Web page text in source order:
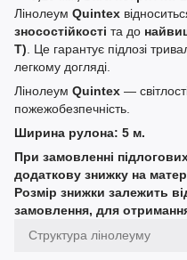
Лінолеум Quintex
зносостійкості та до
Т). Це гарантує підлозі
легкому догляді.
Лінолеум Quintex —
пожежобезпечність.
Ширина рулона: 5 м.
При замовленні
додаткову знижку на
Розмір знижки залежить
замовлення, для
Структура лінолеуму